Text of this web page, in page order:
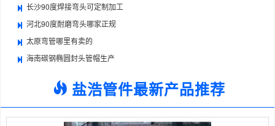
长沙90度焊接弯头可定制加工
河北90度耐磨弯头哪家正规
太原弯管哪里有卖的
海南碳钢椭圆封头管帽生产
盐浩管件最新产品推荐